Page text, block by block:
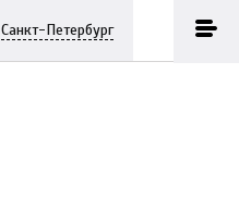
Санкт-Петербург